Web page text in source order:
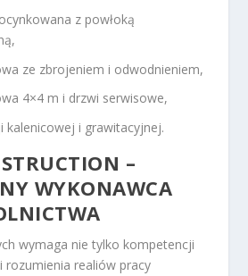
z powłoką
ze zbrojeniem i odwodnieniem,
4×4 m i drzwi serwisowe,
kalenicowej i grawitacyjnej.
–
WYKONAWCA
wymaga nie tylko kompetencji
rozumienia realiów pracy